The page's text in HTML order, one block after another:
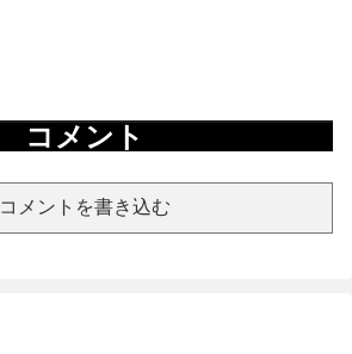
コメント
コメントを書き込む